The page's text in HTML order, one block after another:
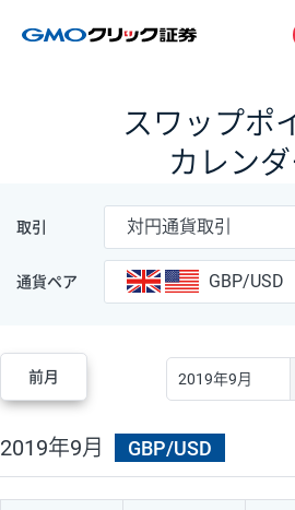
スワップポ
カレン
取引 対円通貨取引
通貨ペア GBP/USD
前月
2019年9月 GBP/USD